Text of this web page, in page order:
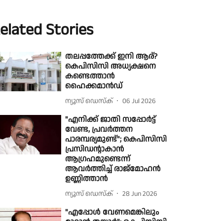
Stories
തലപ്പത്തേക്ക് ഇനി ആര്?
കെപിസിസി അധ്യക്ഷനെ
കണ്ടെത്താൻ
ഹൈക്കമാൻഡ്
ന്യൂസ് ഡെസ്ക് 06 Jul 2026
"എനിക്ക് ജാതി സപ്പോർട്ട്
വേണ്ട, പ്രവർത്തന
പാരമ്പര്യമുണ്ട്"; കെപിസിസി
പ്രസിഡൻ്റാകാൻ
ആഗ്രഹമുണ്ടെന്ന്
ആവർത്തിച്ച് രാജ്മോഹൻ
ഉണ്ണിത്താൻ
ന്യൂസ് ഡെസ്ക് 28 Jun 2026
"എപ്പോൾ വേണമെങ്കിലും